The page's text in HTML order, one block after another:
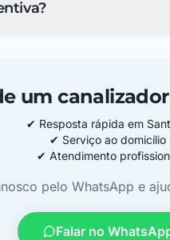
um
✔ Resposta rápida em
✔ Serviço ao domicílio
✔ Atendimento
pelo WhatsApp e
Falar no